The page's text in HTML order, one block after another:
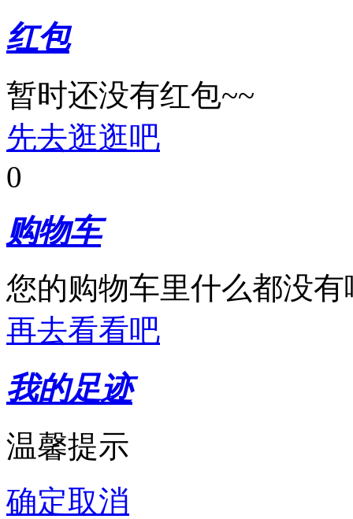
红包
暂时还没有红包~~
先去逛逛吧
0
购物车
您的购物车里什么都没有
再去看看吧
我的足迹
温馨提示
确定取消